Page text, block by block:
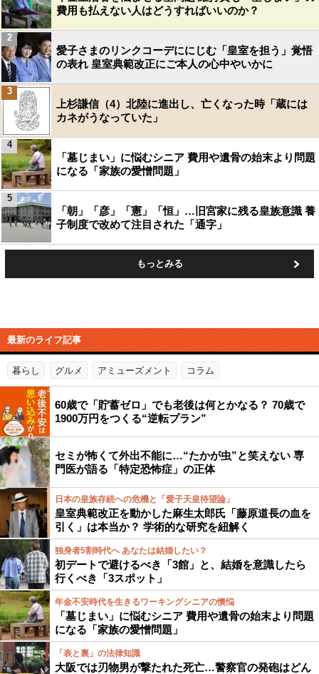
費用も払えない人はどうすればいいのか？
愛子さまのリンクコーデににじむ「皇室を担う」覚悟
の表れ 皇室典範改正にご本人の心中やいかに
2
上杉謙信（4）北陸に進出し、亡くなった時「蔵には
カネがうなっていた」
3
「墓じまい」に悩むシニア 費用や遺骨の始末より問題
になる「家族の愛憎問題」
4
「朝」「彦」「憲」「恒」…旧宮家に残る皇族意識 養
子制度で改めて注目された「通字」
5
もっとみる
最新のライフ記事
暮らし グルメ アミューズメント コラム
60歳で「貯蓄ゼロ」でも老後は何とかなる？ 70歳で
1900万円をつくる“逆転プラン”
セミが怖くて外出不能に…“たかが虫”と笑えない 専
門医が語る「特定恐怖症」の正体
日本の皇族存続への危機と「愛子天皇待望論」
皇室典範改正を動かした麻生太郎氏「藤原道長の血を
引く」は本当か？ 学術的な研究を紐解く
独身者5割時代へ あなたは結婚したい？
初デートで避けるべき「3館」と、結婚を意識したら
行くべき「3スポット」
年金不安時代を生きるワーキングシニアの懊悩
「墓じまい」に悩むシニア 費用や遺骨の始末より問題
になる「家族の愛憎問題」
「表と裏」の法律知識
大阪では刃物男が撃たれた死亡…警察官の発砲はどん